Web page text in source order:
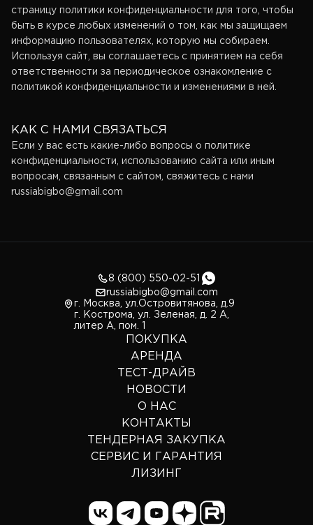
страницу политики конфиденциальности для того, чтобы
быть в курсе любых изменений о том, как мы защищаем
информацию пользователях, которую мы собираем.
Используя сайт, вы соглашаетесь с принятием на себя
ответственности за периодическое ознакомление с
политикой конфиденциальности и изменениями в ней.
КАК С НАМИ СВЯЗАТЬСЯ
Если у вас есть какие-либо вопросы о политике
конфиденциальности, использованию сайта или иным
вопросам, связанным с сайтом, свяжитесь с нами
russiabigbo@gmail.com
8 (800) 550-02-51
russiabigbo@gmail.com
г. Москва, ул.Островитянова, д.9
г. Кострома, ул. Зеленая, д. 2 А,
литер А, пом. 1
ПОКУПКА
АРЕНДА
ТЕСТ-ДРАЙВ
НОВОСТИ
О НАС
КОНТАКТЫ
ТЕНДЕРНАЯ ЗАКУПКА
СЕРВИС И ГАРАНТИЯ
ЛИЗИНГ